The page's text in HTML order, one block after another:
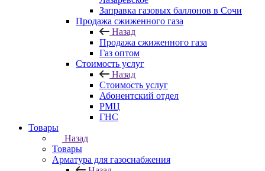
Заправка газовых баллонов в Сочи
Продажа сжиженного газа
Назад
Продажа сжиженного газа
Газ оптом
Стоимость услуг
Назад
Стоимость услуг
Абонентский отдел
РМЦ
ГНС
Товары
Назад
Товары
Арматура для газоснабжения